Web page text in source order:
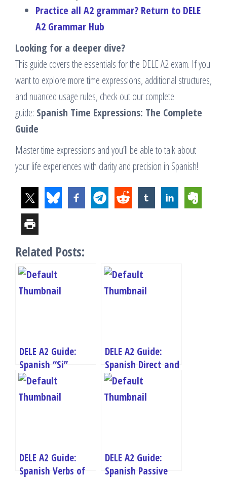
Practice all A2 grammar? Return to DELE
A2 Grammar Hub
Looking for a deeper dive?
This guide covers the essentials for the DELE A2 exam. If you
want to explore more time expressions, additional structures,
and nuanced usage rules, check out our complete
guide: Spanish Time Expressions: The Complete
Guide
Master time expressions and you’ll be able to talk about
your life experiences with clarity and precision in Spanish!
Related Posts:
DELE A2 Guide:
Spanish “Si”
Clauses – Present
Conditions
DELE A2 Guide:
Spanish Direct and
Indirect Speech
DELE A2 Guide:
Spanish Verbs of
DELE A2 Guide:
Spanish Passive